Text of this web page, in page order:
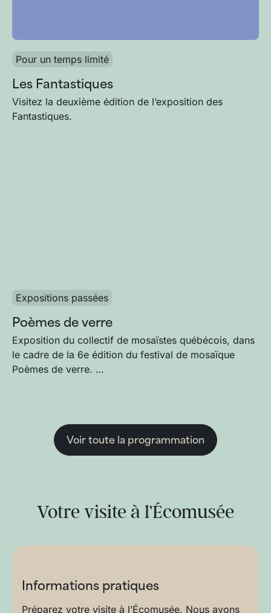
Pour un temps limité
Les Fantastiques
Visitez la deuxième édition de l’exposition des
Fantastiques.
Expositions passées
Poèmes de verre
Exposition du collectif de mosaïstes québécois, dans
le cadre de la 6e édition du festival de mosaïque
Poèmes de verre. …
Voir toute la programmation
Votre visite à l’Écomusée
Informations pratiques
Préparez votre visite à l’Écomusée. Nous avons